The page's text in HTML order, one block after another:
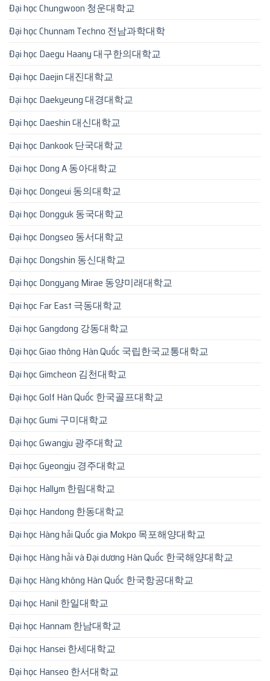
Đại học Chungwoon 청운대학교
Đại học Chunnam Techno 전남과학대학
Đại học Daegu Haany 대구한의대학교
Đại học Daejin 대진대학교
Đại học Daekyeung 대경대학교
Đại học Daeshin 대신대학교
Đại học Dankook 단국대학교
Đại học Dong A 동아대학교
Đại học Dongeui 동의대학교
Đại học Dongguk 동국대학교
Đại học Dongseo 동서대학교
Đại học Dongshin 동신대학교
Đại học Dongyang Mirae 동양미래대학교
Đại học Far East 극동대학교
Đại học Gangdong 강동대학교
Đại học Giao thông Hàn Quốc 국립한국교통대학교
Đại học Gimcheon 김천대학교
Đại học Golf Hàn Quốc 한국골프대학교
Đại học Gumi 구미대학교
Đại học Gwangju 광주대학교
Đại học Gyeongju 경주대학교
Đại học Hallym 한림대학교
Đại học Handong 한동대학교
Đại học Hàng hải Quốc gia Mokpo 목포해양대학교
Đại học Hàng hải và Đại dương Hàn Quốc 한국해양대학교
Đại học Hàng không Hàn Quốc 한국항공대학교
Đại học Hanil 한일대학교
Đại học Hannam 한남대학교
Đại học Hansei 한세대학교
Đại học Hanseo 한서대학교